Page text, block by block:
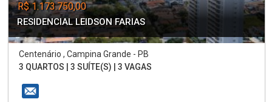
R$ 1.173.750,00
RESIDENCIAL LEIDSON FARIAS
Centenário , Campina Grande - PB
3 QUARTOS | 3 SUÍTE(S) | 3 VAGAS